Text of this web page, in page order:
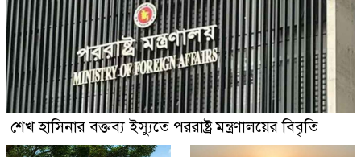
শেখ হাসিনার বক্তব্য ইস্যুতে পররাষ্ট্র মন্ত্রণালয়ের বিবৃতি